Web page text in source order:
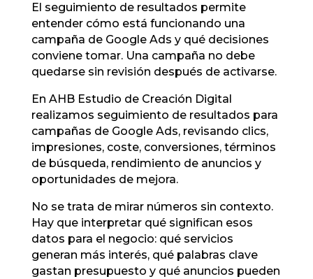
El seguimiento de resultados permite
entender cómo está funcionando una
campaña de Google Ads y qué decisiones
conviene tomar. Una campaña no debe
quedarse sin revisión después de activarse.
En AHB Estudio de Creación Digital
realizamos seguimiento de resultados para
campañas de Google Ads, revisando clics,
impresiones, coste, conversiones, términos
de búsqueda, rendimiento de anuncios y
oportunidades de mejora.
No se trata de mirar números sin contexto.
Hay que interpretar qué significan esos
datos para el negocio: qué servicios
generan más interés, qué palabras clave
gastan presupuesto y qué anuncios pueden